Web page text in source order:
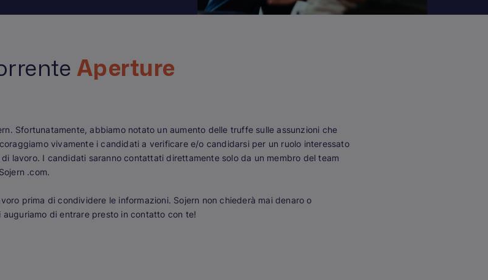
Aperture
Sfortunatamente, abbiamo notato un aumento delle truffe sulle assunzioni che
vivamente i candidati a verificare e/o candidarsi per un ruolo interessato
lavoro. I candidati saranno contattati direttamente solo da un membro del team
.com.
prima di condividere le informazioni. Sojern non chiederà mai denaro o
auguriamo di entrare presto in contatto con te!